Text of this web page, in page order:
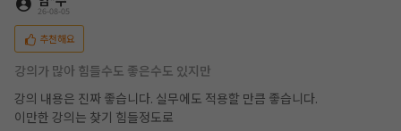
26-08-05
추천해요
강의가 많아 힘들수도 좋은수도 있지만
강의 내용은 진짜 좋습니다. 실무에도 적용할 만큼 좋습니다.
이만한 강의는 찾기 힘들정도로